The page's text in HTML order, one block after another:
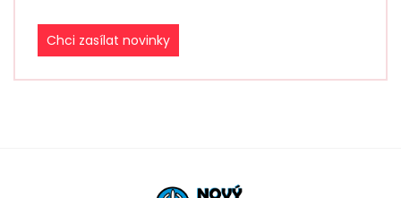
Chci zasílat novinky